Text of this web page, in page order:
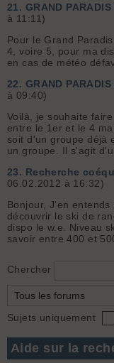
21. GRAND
à 11:11)
Pour le Grand
4, voire 5, pour ma
en cas de météo
22. GRAND
à 09:40)
Voilà, je souhaite
entre le 1er et le 4
soit d'un groupe déjà
un groupe. Il s'agit
23. Recherche
06.02.2012 à 16:32)
Bonjour, J'en
découvrir le ski de
dispo le w.e. Niveau
savoir entre 400 et
Chercher
Sujets uniquement
Aide sur la